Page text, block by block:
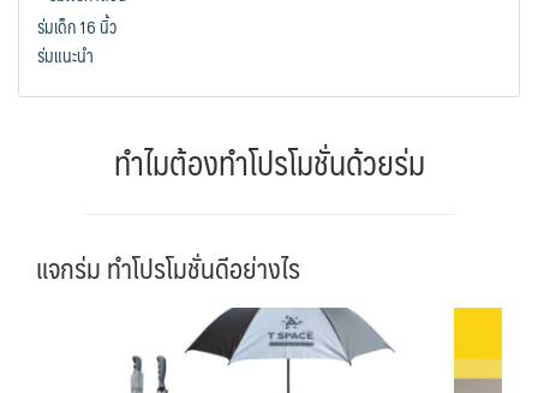
ร่มเด็ก 16 นิ้ว
ร่มแนะนำ
ทำไมต้องทำโปรโมชั่นด้วยร่ม
แจกร่ม ทำโปรโมชั่นดีอย่างไร